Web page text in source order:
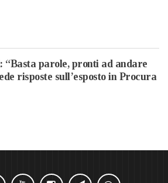
parole, pronti ad andare
risposte sull’esposto in Procura